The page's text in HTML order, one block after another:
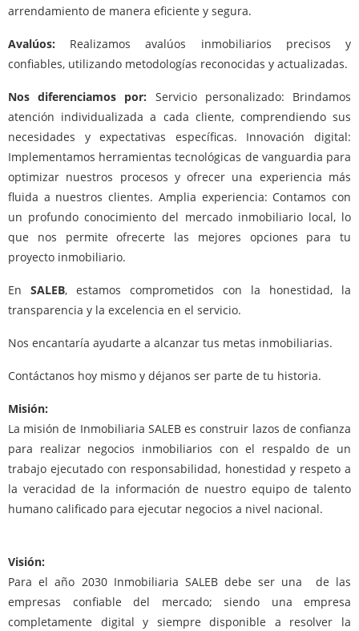
arrendamiento de manera eficiente y segura.
Avalúos: Realizamos avalúos inmobiliarios precisos y
confiables, utilizando metodologías reconocidas y actualizadas.
Nos diferenciamos por: Servicio personalizado: Brindamos
atención individualizada a cada cliente, comprendiendo sus
necesidades y expectativas específicas. Innovación digital:
Implementamos herramientas tecnológicas de vanguardia para
optimizar nuestros procesos y ofrecer una experiencia más
fluida a nuestros clientes. Amplia experiencia: Contamos con
un profundo conocimiento del mercado inmobiliario local, lo
que nos permite ofrecerte las mejores opciones para tu
proyecto inmobiliario.
En SALEB, estamos comprometidos con la honestidad, la
transparencia y la excelencia en el servicio.
Nos encantaría ayudarte a alcanzar tus metas inmobiliarias.
Contáctanos hoy mismo y déjanos ser parte de tu historia.
Misión:
La misión de Inmobiliaria SALEB es construir lazos de confianza
para realizar negocios inmobiliarios con el respaldo de un
trabajo ejecutado con responsabilidad, honestidad y respeto a
la veracidad de la información de nuestro equipo de talento
humano calificado para ejecutar negocios a nivel nacional.
Visión:
Para el año 2030 Inmobiliaria SALEB debe ser una de las
empresas confiable del mercado; siendo una empresa
completamente digital y siempre disponible a resolver la